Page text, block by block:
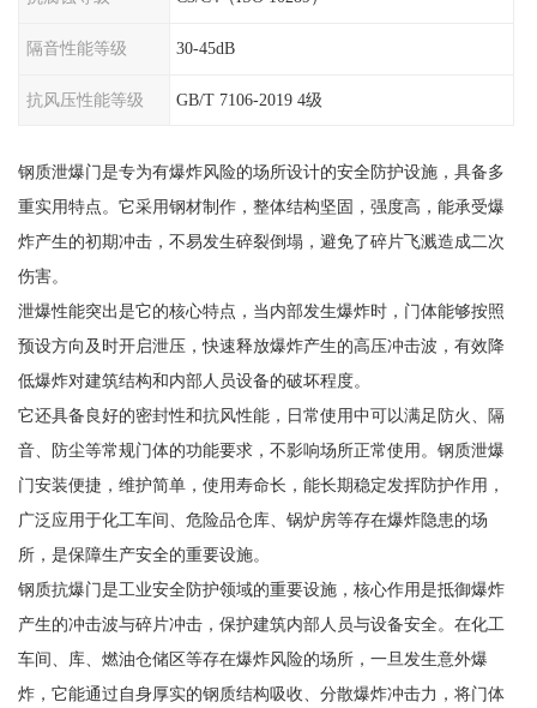
隔音性能等级 30-45dB
抗风压性能等级 GB/T 7106-2019 4级
钢质泄爆门是专为有爆炸风险的场所设计的安全防护设施，具备多
重实用特点。它采用钢材制作，整体结构坚固，强度高，能承受爆
炸产生的初期冲击，不易发生碎裂倒塌，避免了碎片飞溅造成二次
伤害。
泄爆性能突出是它的核心特点，当内部发生爆炸时，门体能够按照
预设方向及时开启泄压，快速释放爆炸产生的高压冲击波，有效降
低爆炸对建筑结构和内部人员设备的破坏程度。
它还具备良好的密封性和抗风性能，日常使用中可以满足防火、隔
音、防尘等常规门体的功能要求，不影响场所正常使用。钢质泄爆
门安装便捷，维护简单，使用寿命长，能长期稳定发挥防护作用，
广泛应用于化工车间、危险品仓库、锅炉房等存在爆炸隐患的场
所，是保障生产安全的重要设施。
钢质抗爆门是工业安全防护领域的重要设施，核心作用是抵御爆炸
产生的冲击波与碎片冲击，保护建筑内部人员与设备安全。在化工
车间、库、燃油仓储区等存在爆炸风险的场所，一旦发生意外爆
炸，它能通过自身厚实的钢质结构吸收、分散爆炸冲击力，将门体